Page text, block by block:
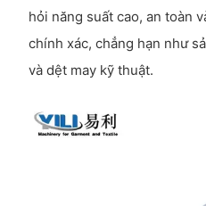
hỏi năng suất cao, an toàn
chính xác, chẳng hạn như
và dệt may kỹ thuật.